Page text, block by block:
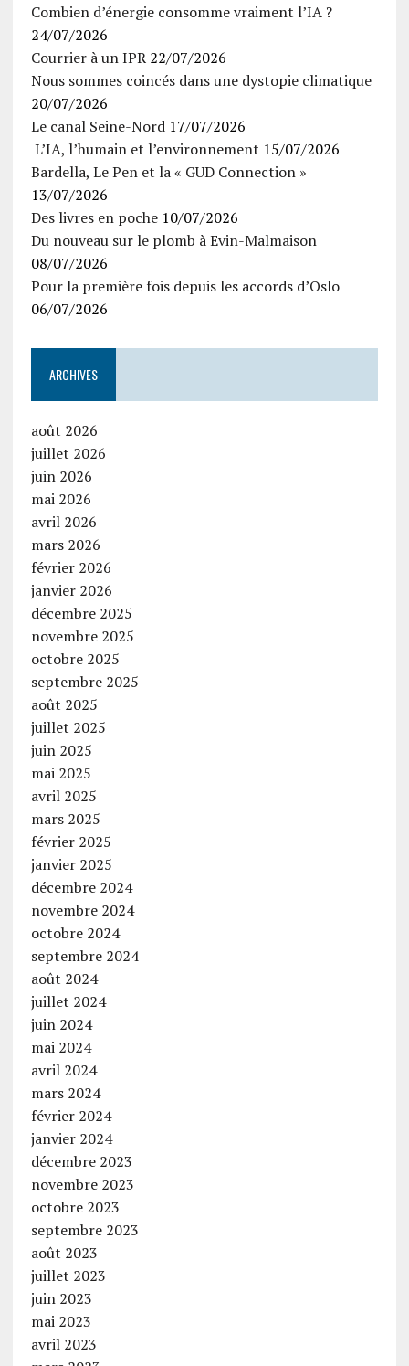
Combien d’énergie consomme vraiment l’IA ?
24/07/2026
Courrier à un IPR 22/07/2026
Nous sommes coincés dans une dystopie climatique
20/07/2026
Le canal Seine-Nord 17/07/2026
L’IA, l’humain et l’environnement 15/07/2026
Bardella, Le Pen et la « GUD Connection »
13/07/2026
Des livres en poche 10/07/2026
Du nouveau sur le plomb à Evin-Malmaison
08/07/2026
Pour la première fois depuis les accords d’Oslo
06/07/2026
ARCHIVES
août 2026
juillet 2026
juin 2026
mai 2026
avril 2026
mars 2026
février 2026
janvier 2026
décembre 2025
novembre 2025
octobre 2025
septembre 2025
août 2025
juillet 2025
juin 2025
mai 2025
avril 2025
mars 2025
février 2025
janvier 2025
décembre 2024
novembre 2024
octobre 2024
septembre 2024
août 2024
juillet 2024
juin 2024
mai 2024
avril 2024
mars 2024
février 2024
janvier 2024
décembre 2023
novembre 2023
octobre 2023
septembre 2023
août 2023
juillet 2023
juin 2023
mai 2023
avril 2023